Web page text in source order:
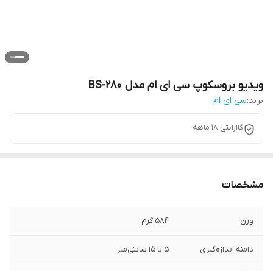
ویدیو بروسکوپ سی ای ام مدل BS-280
برند:سی ای ام
گاارانتی 18 ماهه
مشخصات
وزن 584 گرم
دامنه اندازه‌گیری 5 تا 15 سانتی‌متر